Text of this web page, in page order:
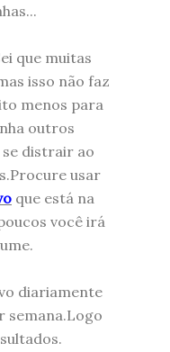
que muitas
isso não faz
menos para
outros
distrair ao
usar
que está na
você irá
diariamente
semana.Logo